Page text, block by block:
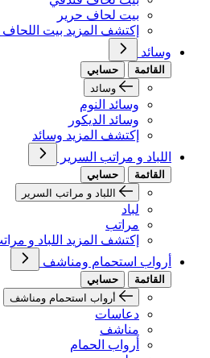
بيت لحاف حرير
إكتشف المزيد بيت
وسائد
القائمة
حسابي
وسائد
وسائد النوم
وسائد الديكور
إكتشف المزيد وسائد
اللباد و مراتب السرير
القائمة
حسابي
اللباد و مراتب السرير
لباد
مراتب
إكتشف المزيد اللباد و
أرواب استحمام ومناشف
القائمة
حسابي
أرواب استحمام ومناشف
دعاسات
مناشف
أرواب الحمام